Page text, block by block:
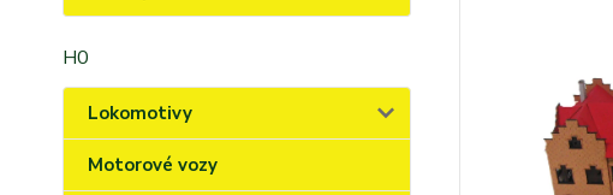
H0
Lokomotivy
Motorové vozy